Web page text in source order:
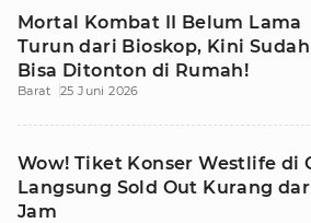
Mortal Kombat II Belum Lama
Turun dari Bioskop, Kini Sudah
Bisa Ditonton di Rumah!
Barat 25 Juni 2026
Wow! Tiket Konser Westlife di
Langsung Sold Out Kurang
Jam